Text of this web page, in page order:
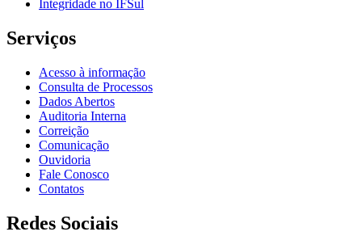
Integridade no IFSul
Serviços
Acesso à informação
Consulta de Processos
Dados Abertos
Auditoria Interna
Correição
Comunicação
Ouvidoria
Fale Conosco
Contatos
Redes Sociais